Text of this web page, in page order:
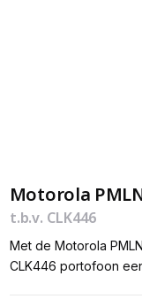
Motorola
t.b.v. CLK446
Met de Motorola
CLK446 portofoon